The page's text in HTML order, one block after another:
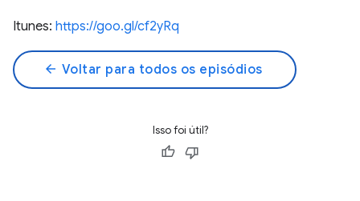
Itunes: https://goo.gl/cf2yRq
arrow_back Voltar para todos os episódios
Isso foi útil?